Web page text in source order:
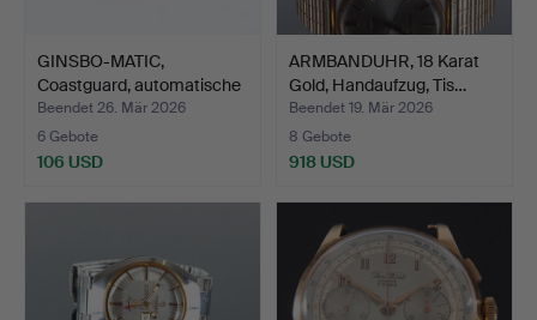
GINSBO-MATIC,
Coastguard, automatische
Arm…
Beendet 26. Mär 2026
6 Gebote
106 USD
ARMBANDUHR, 18 Karat
Gold, Handaufzug, Tis…
Beendet 19. Mär 2026
8 Gebote
918 USD